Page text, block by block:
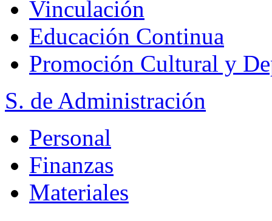
Vinculación
Educación Continua
Promoción Cultural y
S. de Administración
Personal
Finanzas
Materiales